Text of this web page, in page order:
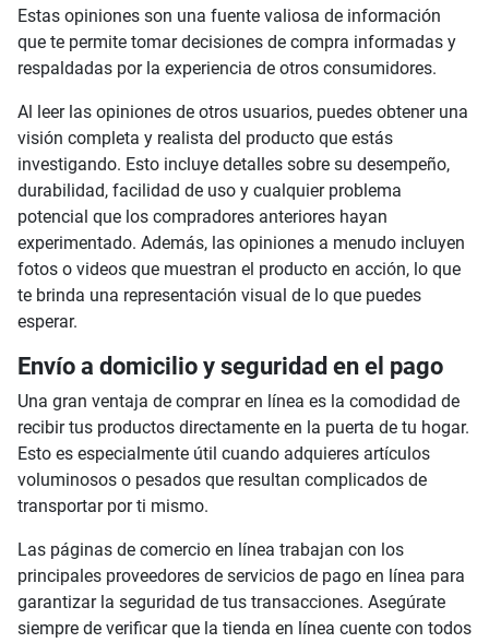
Estas opiniones son una fuente valiosa de información
que te permite tomar decisiones de compra informadas y
respaldadas por la experiencia de otros consumidores.
Al leer las opiniones de otros usuarios, puedes obtener una
visión completa y realista del producto que estás
investigando. Esto incluye detalles sobre su desempeño,
durabilidad, facilidad de uso y cualquier problema
potencial que los compradores anteriores hayan
experimentado. Además, las opiniones a menudo incluyen
fotos o videos que muestran el producto en acción, lo que
te brinda una representación visual de lo que puedes
esperar.
Envío a domicilio y seguridad en el pago
Una gran ventaja de comprar en línea es la comodidad de
recibir tus productos directamente en la puerta de tu hogar.
Esto es especialmente útil cuando adquieres artículos
voluminosos o pesados que resultan complicados de
transportar por ti mismo.
Las páginas de comercio en línea trabajan con los
principales proveedores de servicios de pago en línea para
garantizar la seguridad de tus transacciones. Asegúrate
siempre de verificar que la tienda en línea cuente con todos